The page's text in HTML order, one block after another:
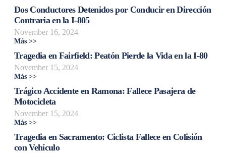
Dos Conductores Detenidos por Conducir en Dirección
Contraria en la I-805
November 16, 2024
Más >>
Tragedia en Fairfield: Peatón Pierde la Vida en la I-80
November 15, 2024
Más >>
Trágico Accidente en Ramona: Fallece Pasajera de
Motocicleta
November 15, 2024
Más >>
Tragedia en Sacramento: Ciclista Fallece en Colisión
con Vehículo